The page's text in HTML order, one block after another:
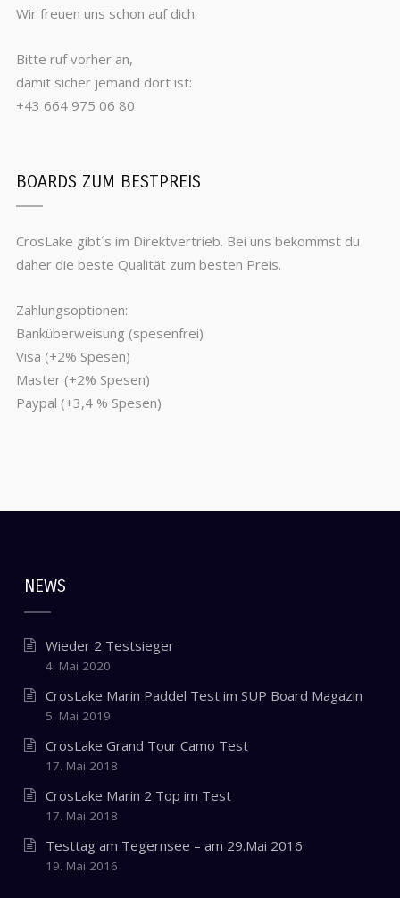
Wir freuen uns schon auf dich.
Bitte ruf vorher an,
damit sicher jemand dort ist:
+43 664 975 06 80
BOARDS ZUM BESTPREIS
CrosLake gibt´s im Direktvertrieb. Bei uns bekommst du
daher die beste Qualität zum besten Preis.
Zahlungsoptionen:
Banküberweisung (spesenfrei)
Visa (+2% Spesen)
Master (+2% Spesen)
Paypal (+3,4 % Spesen)
NEWS
Wieder 2 Testsieger
4. Mai 2020
CrosLake Marin Paddel Test im SUP Board Magazin
5. Mai 2019
CrosLake Grand Tour Camo Test
17. Mai 2018
CrosLake Marin 2 Top im Test
17. Mai 2018
Testtag am Tegernsee – am 29.Mai 2016
19. Mai 2016